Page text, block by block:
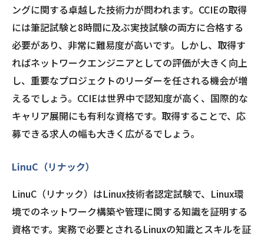
ングに関する卓越した技術力が問われます。CCIEの取得
には筆記試験と8時間に及ぶ実技試験の両方に合格する
必要があり、非常に難易度が高いです。しかし、取得す
ればネットワークエンジニアとしての評価が大きく向上
し、重要なプロジェクトのリーダーを任される機会が増
えるでしょう。CCIEは世界中で認知度が高く、国際的な
キャリア展開にも有利な資格です。取得することで、応
募できる求人の幅も大きく広がるでしょう。
LinuC（リナック）
LinuC（リナック）はLinux技術者認定試験で、Linux環
境でのネットワーク構築や管理に関する知識を証明する
資格です。実務で必要とされるLinuxの知識とスキルを証